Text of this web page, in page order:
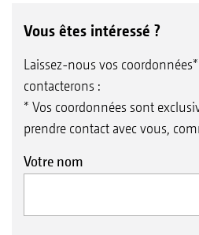
Vous êtes intéressé ?
Laissez-nous vos
contacterons :
* Vos coordonnées sont
prendre contact avec vous,
Votre nom